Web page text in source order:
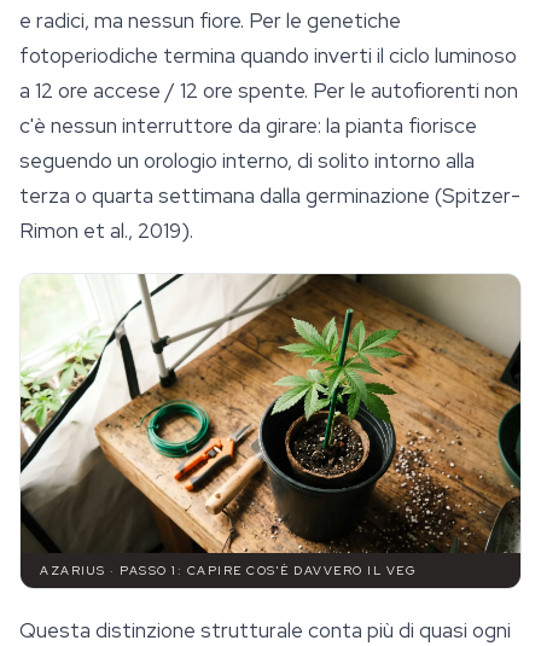
e radici, ma nessun fiore. Per le genetiche
fotoperiodiche termina quando inverti il ciclo luminoso
a 12 ore accese / 12 ore spente. Per le autofiorenti non
c'è nessun interruttore da girare: la pianta fiorisce
seguendo un orologio interno, di solito intorno alla
terza o quarta settimana dalla germinazione (Spitzer-
Rimon et al., 2019).
AZARIUS · PASSO 1: CAPIRE COS'È DAVVERO IL VEG
Questa distinzione strutturale conta più di quasi ogni